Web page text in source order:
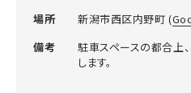
場所
新潟市西区内野町 (
備考
駐車スペースの都合上
します。